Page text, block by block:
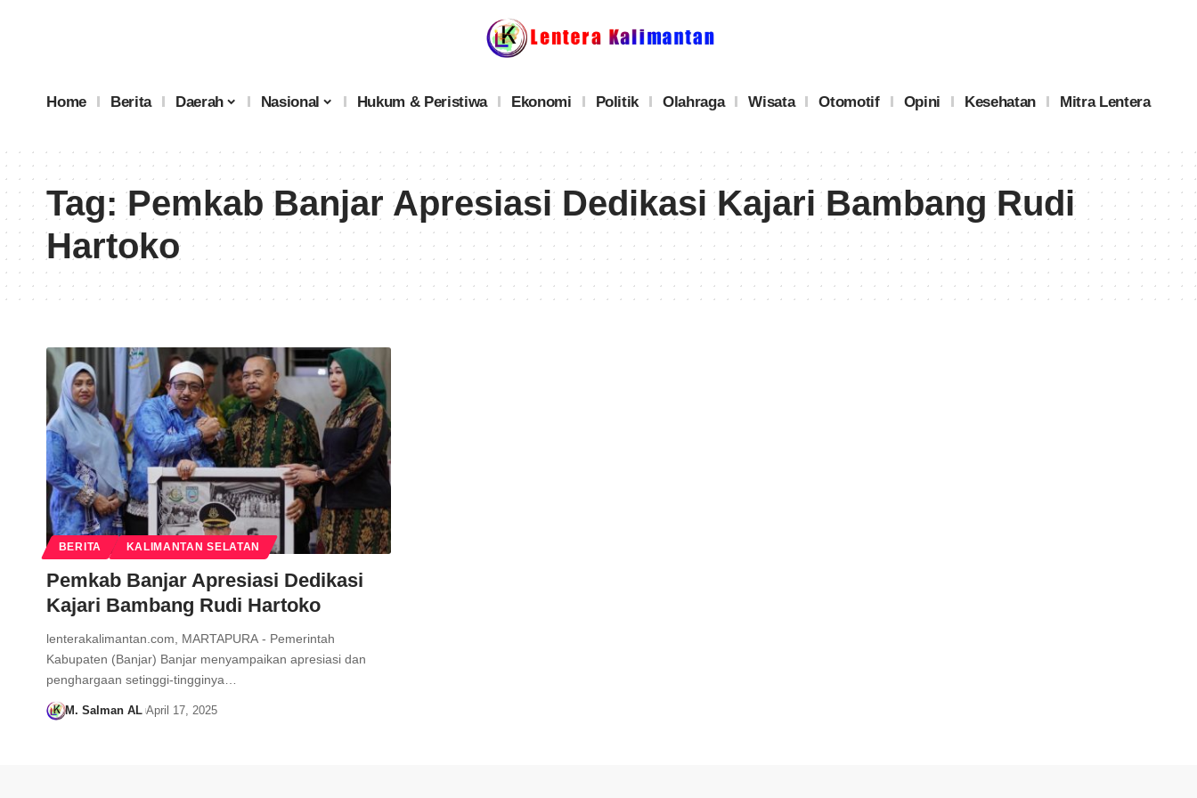
Home Berita Daerah Nasional Hukum & Peristiwa Ekonomi Politik Olahraga Wisata Otomotif Opini Kesehatan Mitra Lentera
Tag:Pemkab Banjar Apresiasi Dedikasi Kajari Bambang Rudi
Hartoko
BERITA KALIMANTAN SELATAN
Pemkab Banjar Apresiasi Dedikasi
Kajari Bambang Rudi Hartoko
lenterakalimantan.com, MARTAPURA - Pemerintah
Kabupaten (Banjar) Banjar menyampaikan apresiasi dan
penghargaan setinggi-tingginya…
M. Salman AL April 17, 2025